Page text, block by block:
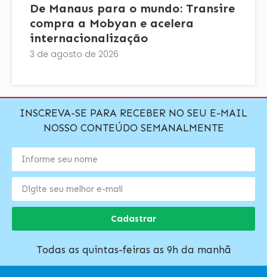
De Manaus para o mundo: Transire
compra a Mobyan e acelera
internacionalização
3 de agosto de 2026
INSCREVA-SE PARA RECEBER NO SEU E-MAIL
NOSSO CONTEÚDO SEMANALMENTE
Cadastrar
Todas as quintas-feiras as 9h da manhã